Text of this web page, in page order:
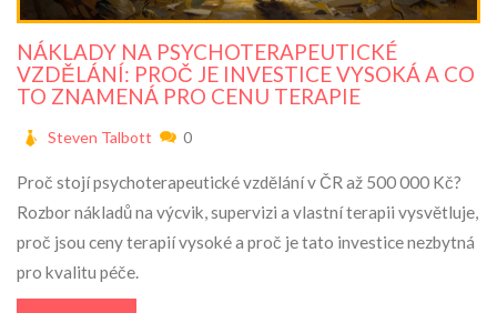
NÁKLADY NA PSYCHOTERAPEUTICKÉ
VZDĚLÁNÍ: PROČ JE INVESTICE VYSOKÁ A CO
TO ZNAMENÁ PRO CENU TERAPIE
Steven Talbott 0
Proč stojí psychoterapeutické vzdělání v ČR až 500 000 Kč?
Rozbor nákladů na výcvik, supervizi a vlastní terapii vysvětluje,
proč jsou ceny terapií vysoké a proč je tato investice nezbytná
pro kvalitu péče.